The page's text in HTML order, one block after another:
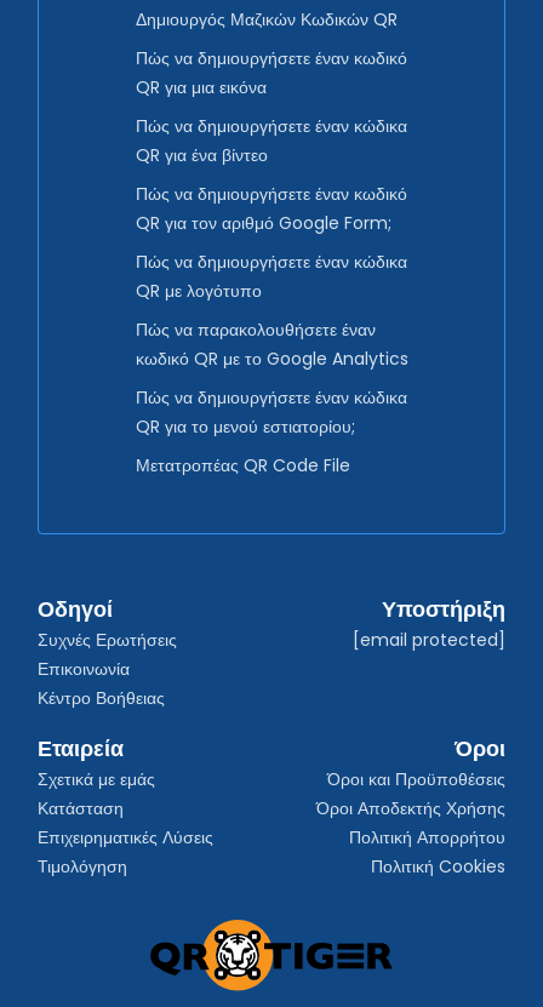
Δημιουργός Μαζικών Κωδικών QR
Πώς να δημιουργήσετε έναν κωδικό
QR για μια εικόνα
Πώς να δημιουργήσετε έναν κώδικα
QR για ένα βίντεο
Πώς να δημιουργήσετε έναν κωδικό
QR για τον αριθμό Google Form;
Πώς να δημιουργήσετε έναν κώδικα
QR με λογότυπο
Πώς να παρακολουθήσετε έναν
κωδικό QR με το Google Analytics
Πώς να δημιουργήσετε έναν κώδικα
QR για το μενού εστιατορίου;
Μετατροπέας QR Code File
Οδηγοί
Συχνές Ερωτήσεις
Επικοινωνία
Κέντρο Βοήθειας
Υποστήριξη
[email protected]
Εταιρεία
Σχετικά με εμάς
Κατάσταση
Επιχειρηματικές Λύσεις
Τιμολόγηση
Όροι
Όροι και Προϋποθέσεις
Όροι Αποδεκτής Χρήσης
Πολιτική Απορρήτου
Πολιτική Cookies